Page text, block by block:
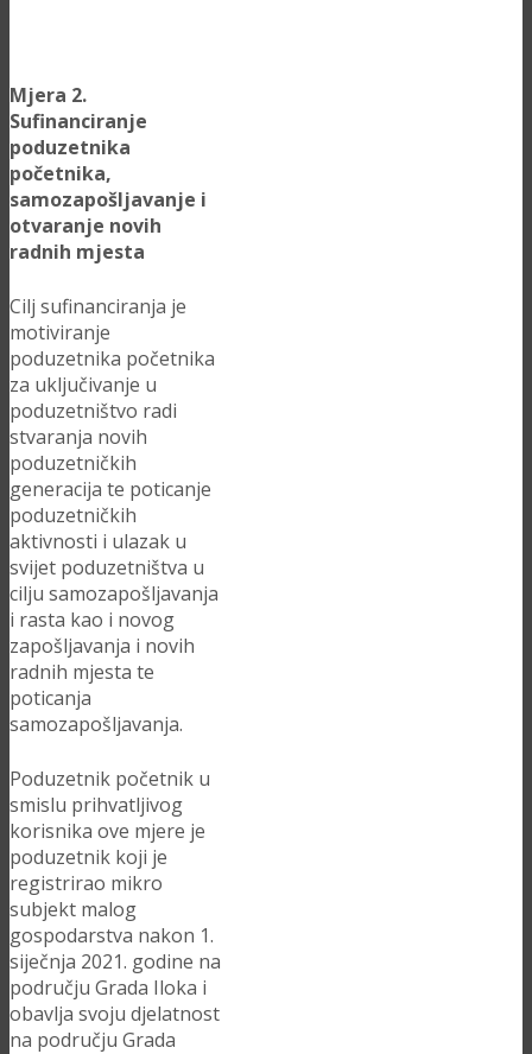
Mjera 2.
Sufinanciranje
poduzetnika
početnika,
samozapošljavanje i
otvaranje novih
radnih mjesta
Cilj sufinanciranja je
motiviranje
poduzetnika početnika
za uključivanje u
poduzetništvo radi
stvaranja novih
poduzetničkih
generacija te poticanje
poduzetničkih
aktivnosti i ulazak u
svijet poduzetništva u
cilju samozapošljavanja
i rasta kao i novog
zapošljavanja i novih
radnih mjesta te
poticanja
samozapošljavanja.
Poduzetnik početnik u
smislu prihvatljivog
korisnika ove mjere je
poduzetnik koji je
registrirao mikro
subjekt malog
gospodarstva nakon 1.
siječnja 2021. godine na
području Grada Iloka i
obavlja svoju djelatnost
na području Grada